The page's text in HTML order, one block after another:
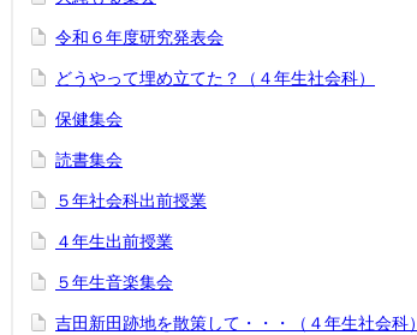
令和６年度研究発表会
どうやって埋め立てた？（４年生社会科）
保健集会
読書集会
５年社会科出前授業
４年生出前授業
５年生音楽集会
吉田新田跡地を散策して・・・（４年生社会科）